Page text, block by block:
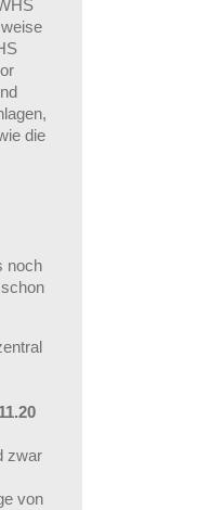
die
noch
zwar
von